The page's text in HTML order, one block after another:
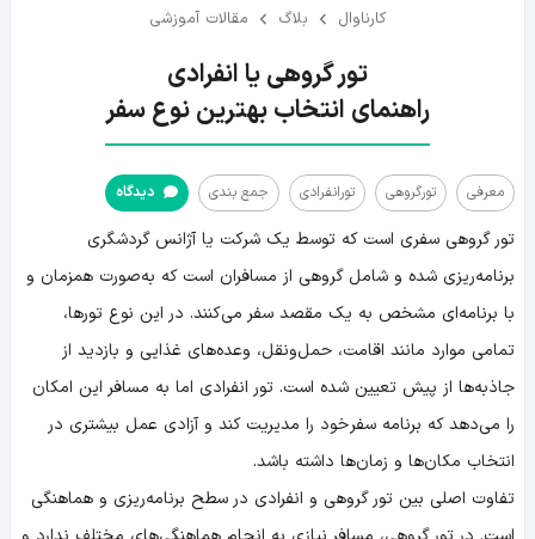
کارناوال بلاگ مقالات آموزشی
راهنمای انتخاب بهترین نوع سفر
معرفی تورگروهی تورانفرادی جمع بندی
دیدگاه
معرفی
تورگروهی
تورانفرادی
بندی
تور گروهی سفری است که توسط یک شرکت یا آژانس گردشگری
برنامه‌ریزی شده و شامل گروهی از مسافران است که به‌صورت همزمان و
با برنامه‌ای مشخص به یک مقصد سفر می‌کنند. در این نوع تورها،
تمامی موارد مانند اقامت، حمل‌ونقل، وعده‌های غذایی و بازدید از
جاذبه‌ها از پیش تعیین شده است. تور انفرادی اما به مسافر این امکان
را می‌دهد که برنامه سفرخود را مدیریت کند و آزادی عمل بیشتری در
انتخاب مکان‌ها و زمان‌ها داشته باشد.
تفاوت اصلی بین تور گروهی و انفرادی در سطح برنامه‌ریزی و هماهنگی